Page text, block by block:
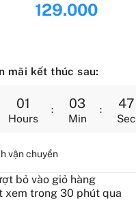
129.000
mãi kết thúc sau:
01
Hours
03
Min
45
Sec
vận chuyển
bỏ vào giỏ hàng
xem trong 30 phút qua